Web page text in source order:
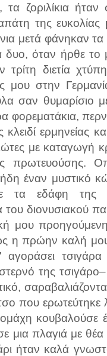
ζοριλίκια ήταν
της ευκολίας
μετά φάνηκαν
όταν ήρθε το
διετία
μου στην
σαν θυμαρίσιο
φορεματάκια,
ερμηνείας
με
πρωτευούσης.
έναν μυστικό
τα εδάφη της
διονυσιακού
προηγούμενη
η πρώην καλή
της
που ερωτεύτηκε
μια πλαγιά με
ήταν καλά